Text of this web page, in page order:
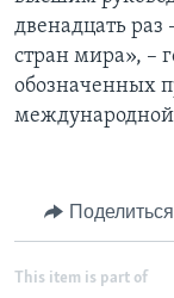
двенадцать раз
стран мира», –
обозначенных
Поделиться
This item is part of